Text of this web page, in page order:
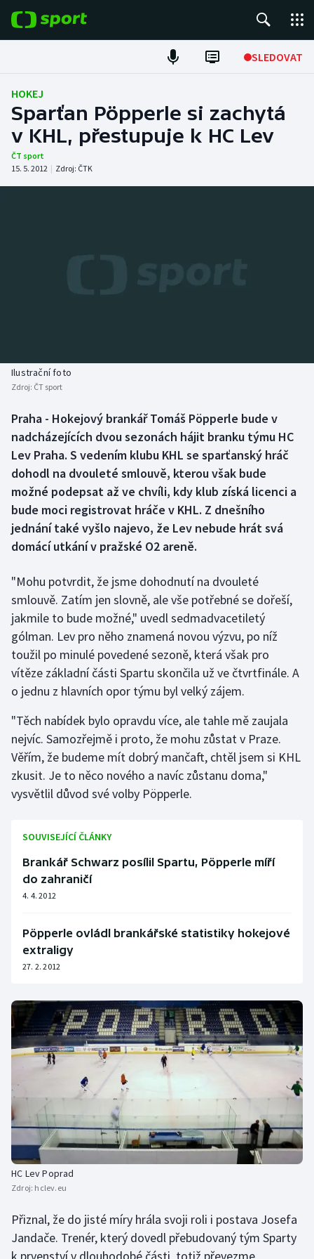
SLEDOVAT
Fotbal
Hokej
Tenis
Atletika
Biatlon
Boby a skeleton
Box
Curling
Dostihy
Futsal
Golf
Gymnastika
Házená
Jezdectví
Judo
Krasobruslení
Lezení
Lyže a snowboard
Moderní pětiboj
Motorsport
Olympijské hry
Parasport
Plavání
Plážový volejbal
Ragby
Rychlobruslení
Rychlostní kanoistika
Sportovní střelba
Aplikace ČT sport
AZ kvíz
HOKEJ
Sparťan Pöpperle si zachytá
v KHL, přestupuje k HC Lev
ČT sport
15. 5. 2012 | Zdroj: ČTK
Ilustrační foto
Zdroj: ČT sport
Praha - Hokejový brankář Tomáš Pöpperle bude v
nadcházejících dvou sezonách hájit branku týmu HC
Lev Praha. S vedením klubu KHL se sparťanský hráč
dohodl na dvouleté smlouvě, kterou však bude
možné podepsat až ve chvíli, kdy klub získá licenci a
bude moci registrovat hráče v KHL. Z dnešního
jednání také vyšlo najevo, že Lev nebude hrát svá
domácí utkání v pražské O2 areně.
"Mohu potvrdit, že jsme dohodnutí na dvouleté
smlouvě. Zatím jen slovně, ale vše potřebné se dořeší,
jakmile to bude možné," uvedl sedmadvacetiletý
gólman. Lev pro něho znamená novou výzvu, po níž
toužil po minulé povedené sezoně, která však pro
vítěze základní části Spartu skončila už ve čtvrtfinále. A
o jednu z hlavních opor týmu byl velký zájem.
"Těch nabídek bylo opravdu více, ale tahle mě zaujala
nejvíc. Samozřejmě i proto, že mohu zůstat v Praze.
Věřím, že budeme mít dobrý mančaft, chtěl jsem si KHL
zkusit. Je to něco nového a navíc zůstanu doma,"
vysvětlil důvod své volby Pöpperle.
SOUVISEJÍCÍ ČLÁNKY
Brankář Schwarz posílil Spartu, Pöpperle míří
do zahraničí
4. 4. 2012
Pöpperle ovládl brankářské statistiky hokejové
extraligy
27. 2. 2012
HC Lev Poprad
Zdroj: hclev.eu
Přiznal, že do jisté míry hrála svoji roli i postava Josefa
Jandače. Trenér, který dovedl přebudovaný tým Sparty